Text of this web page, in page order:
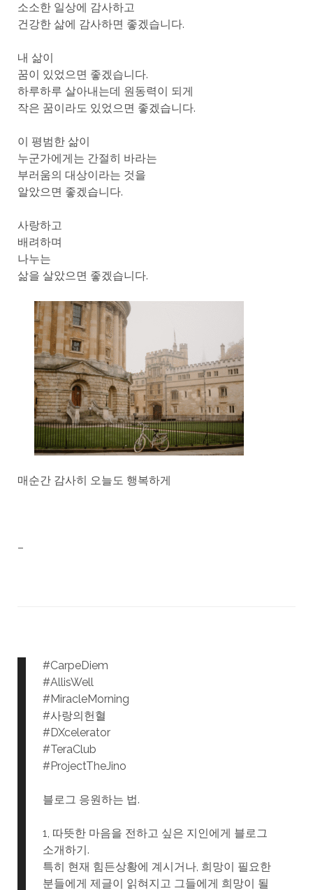
소소한 일상에 감사하고
건강한 삶에 감사하면 좋겠습니다.
내 삶이
꿈이 있었으면 좋겠습니다.
하루하루 살아내는데 원동력이 되게
작은 꿈이라도 있었으면 좋겠습니다.
이 평범한 삶이
누군가에게는 간절히 바라는
부러움의 대상이라는 것을
알았으면 좋겠습니다.
사랑하고
배려하며
나누는
삶을 살았으면 좋겠습니다.
매순간 감사히 오늘도 행복하게
–
#CarpeDiem
#AllisWell
#MiracleMorning
#사랑의헌혈
#DXcelerator
#TeraClub
#ProjectTheJino
블로그 응원하는 법.
1, 따뜻한 마음을 전하고 싶은 지인에게 블로그
소개하기.
특히 현재 힘든상황에 계시거나, 희망이 필요한
분들에게 제글이 읽혀지고 그들에게 희망이 될